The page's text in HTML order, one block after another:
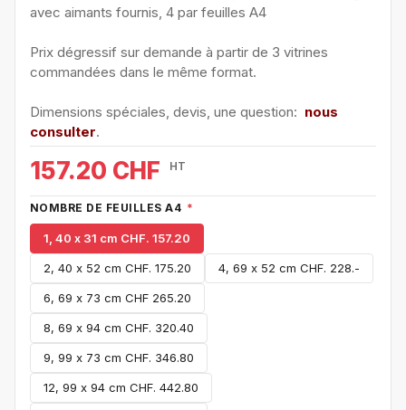
avec aimants fournis, 4 par feuilles A4
Prix dégressif sur demande à partir de 3 vitrines
commandées dans le même format.
Dimensions spéciales, devis, une question: nous
consulter.
157.20 CHF HT
NOMBRE DE FEUILLES A4 *
1, 40 x 31 cm CHF. 157.20
2, 40 x 52 cm CHF. 175.20 4, 69 x 52 cm CHF. 228.-
6, 69 x 73 cm CHF 265.20
8, 69 x 94 cm CHF. 320.40
9, 99 x 73 cm CHF. 346.80
12, 99 x 94 cm CHF. 442.80